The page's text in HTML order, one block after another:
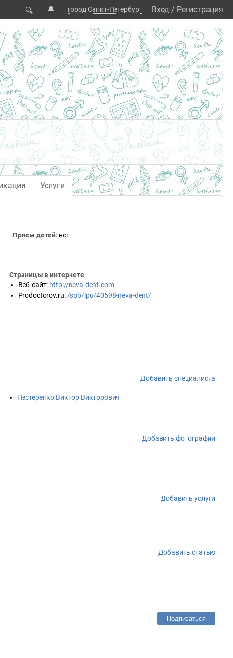
🔍 🔔 город Санкт-Петербург Вход / Регистрация
Услуги
Прием детей: нет
Страницы в интернете
Веб-сайт: http://neva-dent.com
Prodoctorov.ru: /spb/lpu/40598-neva-dent/
Добавить специалиста
Нестеренко Виктор Викторович
Добавить фотографии
Добавить услуги
Добавить статью
Подписаться